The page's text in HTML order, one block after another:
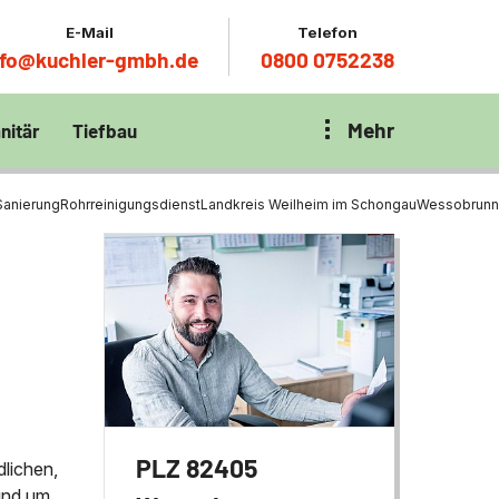
E-Mail
gmbh.de
Telefon
0800 0752238
Klärbecken
per
Tiefbau
Zentrum München
Tiefbau Mehr
RohrreinigungsdienstLandkreis Weilheim im SchongauWessobrunn
PLZ 82405